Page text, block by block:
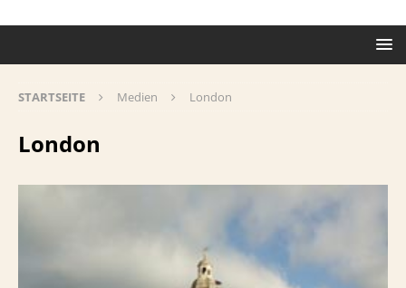
STARTSEITE Medien London
London